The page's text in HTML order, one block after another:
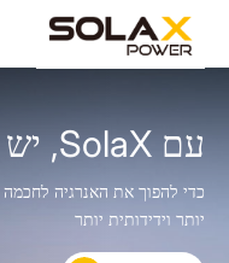
עם SolaX, יש לכם את הכוח
כדי להפוך את האנרגיה
יותר וידידותית יותר